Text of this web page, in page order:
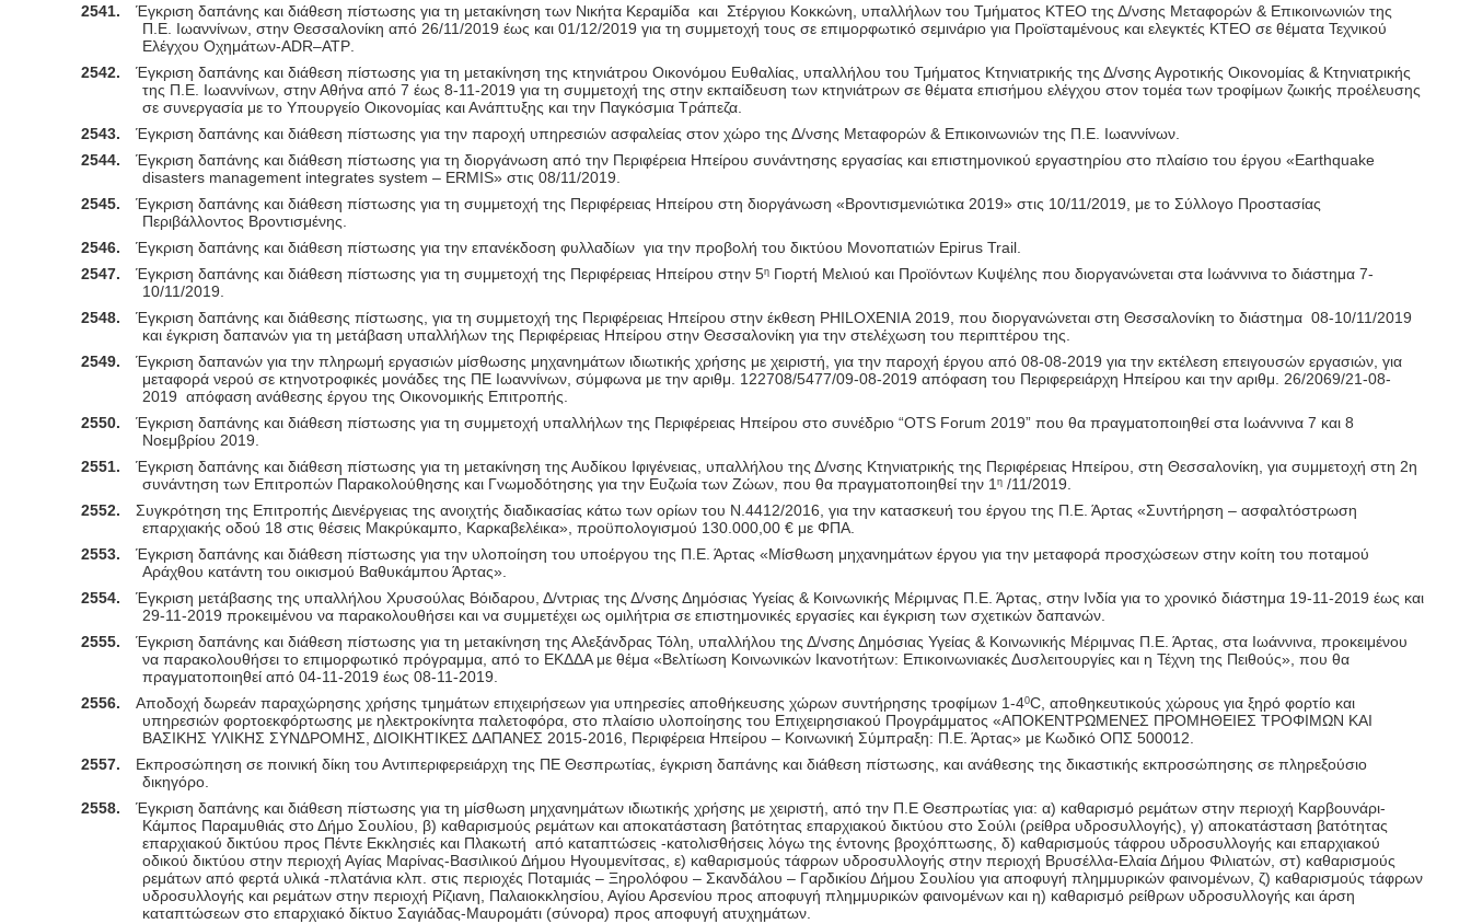
2541.
Έγκριση δαπάνης και διάθεση πίστωσης για τη μετακίνηση των Νικήτα Κεραμίδα και Στέργιου Κοκκώνη, υπαλλήλων του Τμήματος ΚΤΕΟ της Δ/νσης Μεταφορών & Επικοινωνιών της
Π.Ε. Ιωαννίνων, στην Θεσσαλονίκη από 26/11/2019 έως και 01/12/2019 για τη συμμετοχή τους σε επιμορφωτικό σεμινάριο για Προϊσταμένους και ελεγκτές ΚΤΕΟ σε θέματα Τεχνικού
Ελέγχου Οχημάτων-ADR–ATP
2542.
Έγκριση δαπάνης και διάθεση πίστωσης για τη μετακίνηση της κτηνιάτρου Οικονόμου Ευθαλίας, υπαλλήλου του Τμήματος Κτηνιατρικής της Δ/νσης Αγροτικής Οικονομίας & Κτηνιατρικής
της Π.Ε. Ιωαννίνων, στην Αθήνα από 7 έως 8-11-2019 για τη συμμετοχή της στην εκπαίδευση των κτηνιάτρων σε θέματα επισήμου ελέγχου στον τομέα των τροφίμων ζωικής προέλευσης
σε συνεργασία με το Υπουργείο Οικονομίας και Ανάπτυξης και την Παγκόσμια Τράπεζα.
2543.
Έγκριση δαπάνης και διάθεση πίστωσης για την παροχή υπηρεσιών ασφαλείας στον χώρο της Δ/νσης Μεταφορών & Επικοινωνιών της Π.Ε. Ιωαννίνων.
2544.
Έγκριση δαπάνης και διάθεση πίστωσης για τη διοργάνωση από την Περιφέρεια Ηπείρου συνάντησης εργασίας και επιστημονικού εργαστηρίου στο πλαίσιο του έργου «Earthquake
disasters management integrates system – ERMIS» στις 08/11/2019.
2545.
Έγκριση δαπάνης και διάθεση πίστωσης για τη συμμετοχή της Περιφέρειας Ηπείρου στη διοργάνωση «Βροντισμενιώτικα 2019» στις 10/11/2019, με το Σύλλογο Προστασίας
Περιβάλλοντος Βροντισμένης.
2546.
Έγκριση δαπάνης και διάθεση πίστωσης για την επανέκδοση φυλλαδίων για την προβολή του δικτύου Μονοπατιών Epirus Trail.
2547.
Έγκριση δαπάνης και διάθεση πίστωσης για τη συμμετοχή της Περιφέρειας Ηπείρου στην 5ηΓιορτή Μελιού και Προϊόντων Κυψέλης που διοργανώνεται στα Ιωάννινα το διάστημα 7-
10/11/2019.
2548.
Έγκριση δαπάνης και διάθεσης πίστωσης, για τη συμμετοχή της Περιφέρειας Ηπείρου στην έκθεση PHILOXENIA2019, που διοργανώνεται στη Θεσσαλονίκη το διάστημα 08-10/11/2019
και έγκριση δαπανών για τη μετάβαση υπαλλήλων της Περιφέρειας Ηπείρου στην Θεσσαλονίκη για την στελέχωση του περιπτέρου της.
2549.
Έγκριση δαπανών για την πληρωμή εργασιών μίσθωσης μηχανημάτων ιδιωτικής χρήσης με χειριστή, για την παροχή έργου από 08-08-2019 για την εκτέλεση επειγουσών εργασιών, για
μεταφορά νερού σε κτηνοτροφικές μονάδες της ΠΕ Ιωαννίνων, σύμφωνα με την αριθμ. 122708/5477/09-08-2019 απόφαση του Περιφερειάρχη Ηπείρου και την αριθμ. 26/2069/21-08-
2019 απόφαση ανάθεσης έργου της Οικονομικής Επιτροπής.
2550.
Έγκριση δαπάνης και διάθεση πίστωσης για τη συμμετοχή υπαλλήλων της Περιφέρειας Ηπείρου στο συνέδριο “OTS Forum 2019” που θα πραγματοποιηθεί στα Ιωάννινα 7 και 8
Νοεμβρίου 2019.
2551.
Έγκριση δαπάνης και διάθεση πίστωσης για τη μετακίνηση της Αυδίκου Ιφιγένειας, υπαλλήλου της Δ/νσης Κτηνιατρικής της Περιφέρειας Ηπείρου, στη Θεσσαλονίκη, για συμμετοχή στη 2η
συνάντηση των Επιτροπών Παρακολούθησης και Γνωμοδότησης για την Ευζωία των Ζώων, που θα πραγματοποιηθεί την 1η /11/2019.
2552.
Συγκρότηση της Επιτροπής Διενέργειας της ανοιχτής διαδικασίας κάτω των ορίων του Ν.4412/2016, για την κατασκευή του έργου της Π.Ε. Άρτας «Συντήρηση – ασφαλτόστρωση
επαρχιακής οδού 18 στις θέσεις Μακρύκαμπο, Καρκαβελέικα», προϋπολογισμού 130.000,00 € με ΦΠΑ.
2553.
Έγκριση δαπάνης και διάθεση πίστωσης για την υλοποίηση του υποέργου της Π.Ε. Άρτας «Μίσθωση μηχανημάτων έργου για την μεταφορά προσχώσεων στην κοίτη του ποταμού
Αράχθου κατάντη του οικισμού Βαθυκάμπου Άρτας».
2554.
Έγκριση μετάβασης της υπαλλήλου Χρυσούλας Βόιδαρου, Δ/ντριας της Δ/νσης Δημόσιας Υγείας & Κοινωνικής Μέριμνας Π.Ε. Άρτας, στην Ινδία για το χρονικό διάστημα 19-11-2019 έως και
29-11-2019 προκειμένου να παρακολουθήσει και να συμμετέχει ως ομιλήτρια σε επιστημονικές εργασίες και έγκριση των σχετικών δαπανών.
2555.
Έγκριση δαπάνης και διάθεση πίστωσης για τη μετακίνηση της Αλεξάνδρας Τόλη, υπαλλήλου της Δ/νσης Δημόσιας Υγείας & Κοινωνικής Μέριμνας Π.Ε. Άρτας, στα Ιωάννινα, προκειμένου
να παρακολουθήσει το επιμορφωτικό πρόγραμμα, από το ΕΚΔΔΑ με θέμα «Βελτίωση Κοινωνικών Ικανοτήτων: Επικοινωνιακές Δυσλειτουργίες και η Τέχνη της Πειθούς», που θα
πραγματοποιηθεί από 04-11-2019 έως 08-11-2019.
2556.
Αποδοχή δωρεάν παραχώρησης χρήσης τμημάτων επιχειρήσεων για υπηρεσίες αποθήκευσης χώρων συντήρησης τροφίμων 1-40C, αποθηκευτικούς χώρους για ξηρό φορτίο και
υπηρεσιών φορτοεκφόρτωσης με ηλεκτροκίνητα παλετοφόρα, στο πλαίσιο υλοποίησης του Επιχειρησιακού Προγράμματος «ΑΠΟΚΕΝΤΡΩΜΕΝΕΣ ΠΡΟΜΗΘΕΙΕΣ ΤΡΟΦΙΜΩΝ ΚΑΙ
ΒΑΣΙΚΗΣ ΥΛΙΚΗΣ ΣΥΝΔΡΟΜΗΣ, ΔΙΟΙΚΗΤΙΚΕΣ ΔΑΠΑΝΕΣ 2015-2016, Περιφέρεια Ηπείρου – Κοινωνική Σύμπραξη: Π.Ε. Άρτας» με Κωδικό ΟΠΣ 500012.
2557.
Εκπροσώπηση σε ποινική δίκη του Αντιπεριφερειάρχη της ΠΕ Θεσπρωτίας, έγκριση δαπάνης και διάθεση πίστωσης, και ανάθεσης της δικαστικής εκπροσώπησης σε πληρεξούσιο
δικηγόρο.
2558.
Έγκριση δαπάνης και διάθεση πίστωσης για τη μίσθωση μηχανημάτων ιδιωτικής χρήσης με χειριστή, από την Π.Ε Θεσπρωτίας για: α) καθαρισμό ρεμάτων στην περιοχή Καρβουνάρι-
Κάμπος Παραμυθιάς στο Δήμο Σουλίου, β) καθαρισμούς ρεμάτων και αποκατάσταση βατότητας επαρχιακού δικτύου στο Σούλι (ρείθρα υδροσυλλογής), γ) αποκατάσταση βατότητας
επαρχιακού δικτύου προς Πέντε Εκκλησιές και Πλακωτή από καταπτώσεις -κατολισθήσεις λόγω της έντονης βροχόπτωσης, δ) καθαρισμούς τάφρου υδροσυλλογής και επαρχιακού
οδικού δικτύου στην περιοχή Αγίας Μαρίνας-Βασιλικού Δήμου Ηγουμενίτσας, ε) καθαρισμούς τάφρων υδροσυλλογής στην περιοχή Βρυσέλλα-Ελαία Δήμου Φιλιατών, στ) καθαρισμούς
ρεμάτων από φερτά υλικά -πλατάνια κλπ. στις περιοχές Ποταμιάς – Ξηρολόφου – Σκανδάλου – Γαρδικίου Δήμου Σουλίου για αποφυγή πλημμυρικών φαινομένων, ζ) καθαρισμούς τάφρων
υδροσυλλογής και ρεμάτων στην περιοχή Ρίζιανη, Παλαιοκκλησίου, Αγίου Αρσενίου προς αποφυγή πλημμυρικών φαινομένων και η) καθαρισμό ρείθρων υδροσυλλογής και άρση
καταπτώσεων στο επαρχιακό δίκτυο Σαγιάδας-Μαυρομάτι (σύνορα) προς αποφυγή ατυχημάτων.